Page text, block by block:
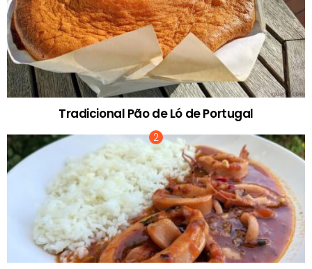
Tradicional Pão de Ló de Portugal